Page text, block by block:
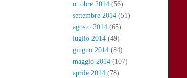
ottobre 2014 (56)
settembre 2014 (51)
agosto 2014 (65)
luglio 2014 (49)
giugno 2014 (84)
maggio 2014 (107)
aprile 2014 (78)